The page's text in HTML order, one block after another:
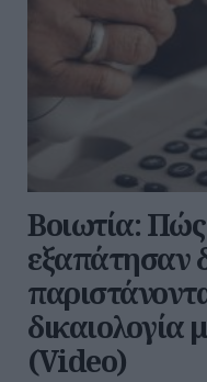
Βοιωτία: Πώς
εξαπάτησαν
δικαιολογία
(Video)